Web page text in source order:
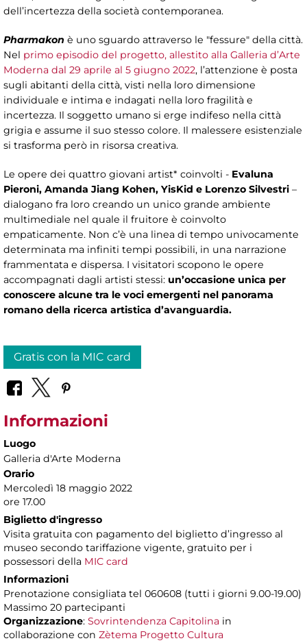
dell’incertezza della società contemporanea.
Pharmakon è uno sguardo attraverso le "fessure" della città.
Nel primo episodio del progetto, allestito alla Galleria d’Arte
Moderna dal 29 aprile al 5 giugno 2022, l’attenzione è posta
sugli abitanti della città, visti nella loro dimensione
individuale e intima e indagati nella loro fragilità e
incertezza. Il soggetto umano si erge indifeso nella città
grigia e assume il suo stesso colore. Il malessere esistenziale
si trasforma però in risorsa creativa.
Le opere dei quattro giovani artist* coinvolti - Evaluna
Pieroni, Amanda Jiang Kohen, YisKid e Lorenzo Silvestri –
dialogano fra loro creando un unico grande ambiente
multimediale nel quale il fruitore è coinvolto
empaticamente. Non c’è una linea di tempo univocamente
determinata ma infiniti tempi possibili, in una narrazione
frammentata e dispersa. I visitatori scopono le opere
accompagnati dagli artisti stessi: un’occasione unica per
conoscere alcune tra le voci emergenti nel panorama
romano della ricerca artistica d’avanguardia.
Gratis con la MIC card
Informazioni
Luogo
Galleria d'Arte Moderna
Orario
Mercoledì 18 maggio 2022
ore 17.00
Biglietto d'ingresso
Visita gratuita con pagamento del biglietto d’ingresso al
museo secondo tariffazione vigente, gratuito per i
possessori della MIC card
Informazioni
Prenotazione consigliata tel 060608 (tutti i giorni 9.00-19.00)
Massimo 20 partecipanti
Organizzazione: Sovrintendenza Capitolina in
collaborazione con Zètema Progetto Cultura